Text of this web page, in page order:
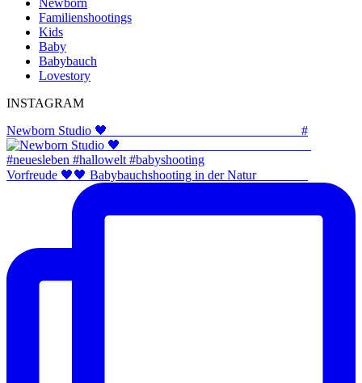
Familienshootings
Kids
Baby
Babybauch
Lovestory
INSTAGRAM
Newborn Studio 🖤 _____________________________ #
Vorfreude 🖤🖤 Babybauchshooting in der Natur ⠀⠀⠀⠀⠀